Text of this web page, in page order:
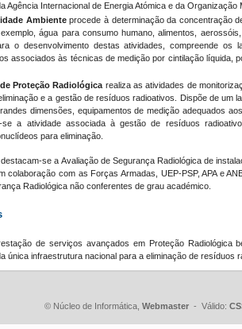
Agência Internacional de Energia Atómica e da Organização
Ambienteprocede à determinação da concentração
água para consumo humano, alimentos,
o desenvolvimento destas atividades, compreende os
associados às técnicas de medição por cintilação líquida,
Proteção Radiológica realiza as atividades de
e a gestão de resíduos radioativos. Dispõe de um
dimensões, equipamentos de medição adequados
se a atividade associada à gestão de resíduos
para eliminação.
se a Avaliação de Segurança Radiológica de
colaboração com as Forças Armadas, UEP-PSP, APA e
Radiológica não conferentes de grau académico.
de serviços avançados em Proteção
única infraestrutura nacional para a eliminação de resíduos
© Núcleo de Informática, Webmaster- Válido: